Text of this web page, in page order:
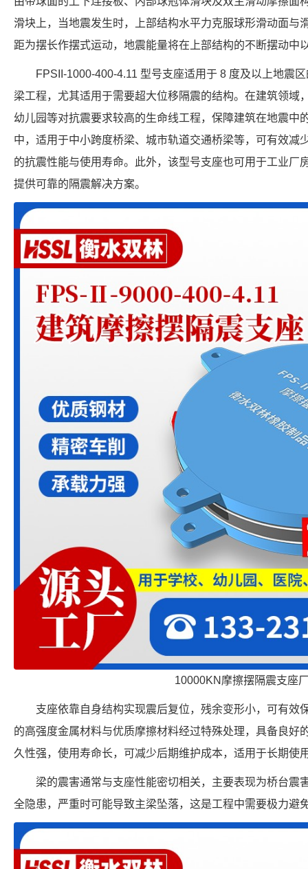
滑块上，当地震发生时，上部结构水平力克服球形滑动面与
距为摆长作摆式运动，地震能量将在上部结构的不断摆动中
FPSII-1000-400-4.11 型号支座适用于 8 度及以上地震
梁工程，尤其适用于需要超大位移隔震的结构。在建筑领域
幼儿园等对抗震要求较高的生命线工程，保障建筑在地震中
中，适用于中小跨度桥梁、城市轨道交通桥梁等，可有效减
的抗震性能与使用寿命。此外，该型号支座也可用于工业厂
提供可靠的隔震解决方案。
10000KN摩擦摆隔震支座
支座依靠自身结构实现震后复位，残余变形小，可有效
的高强度金属材料与优质摩擦材料经过特殊处理，具备良好
久性强，使用寿命长，可减少后期维护成本，适用于长期使
梁的震害通常与支座性能密切相关，主要表现为桥台震
全隐患，严重时可能导致主梁坠落，这是工程中需要极力避